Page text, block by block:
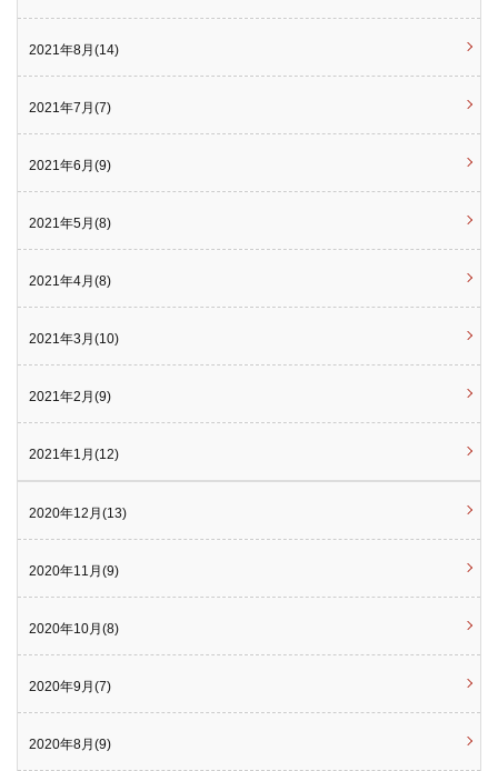
2021年8月(14)
2021年7月(7)
2021年6月(9)
2021年5月(8)
2021年4月(8)
2021年3月(10)
2021年2月(9)
2021年1月(12)
2020年12月(13)
2020年11月(9)
2020年10月(8)
2020年9月(7)
2020年8月(9)